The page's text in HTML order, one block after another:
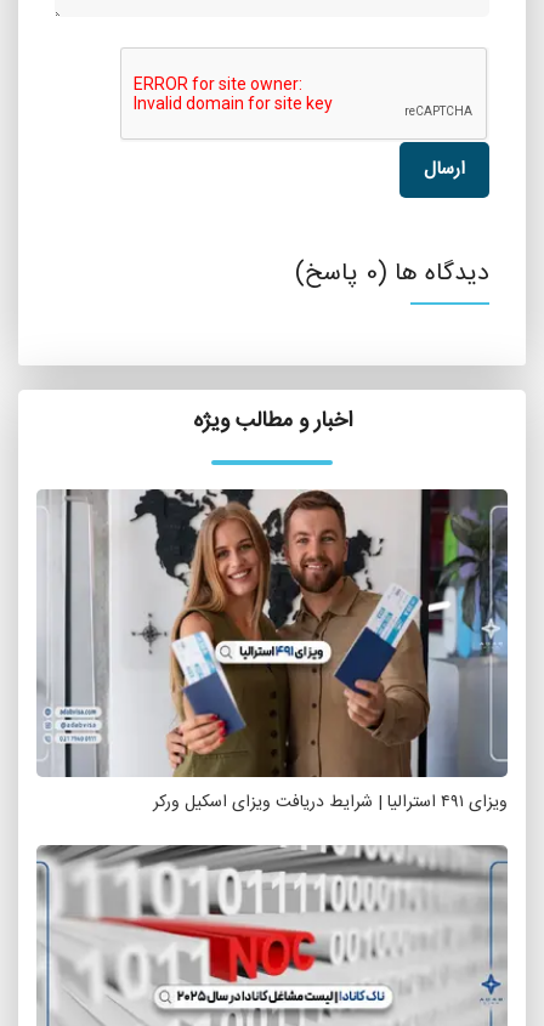
ارسال
دیدگاه ها (0 پاسخ)
اخبار و مطالب ویژه
ویزای ۴۹۱ استرالیا | شرایط دریافت ویزای اسکیل ورکر